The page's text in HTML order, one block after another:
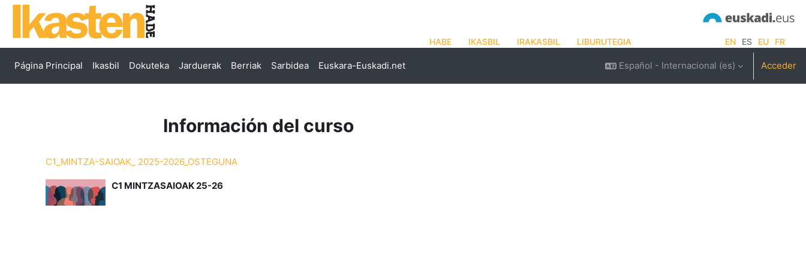
Salta al contenido principal
HABE IKASBIL IRAKASBIL LIBURUTEGIA EN ES EU FR
Página Principal Ikasbil Dokuteka Jarduerak Berriak Sarbidea Euskara-Euskadi.net Español - Internacional ‎(es)‎ Acceder
Información del curso
C1_MINTZA-SAIOAK_ 2025-2026_OSTEGUNA
C1 MINTZASAIOAK 25-26